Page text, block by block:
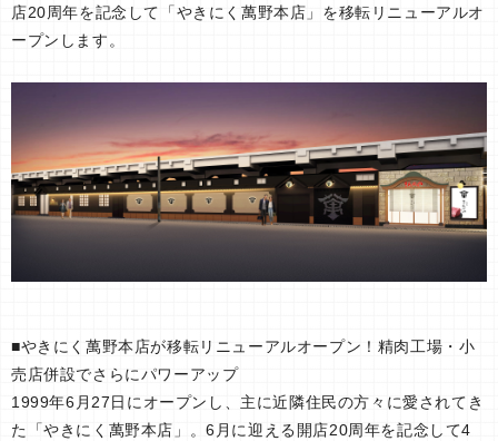
店20周年を記念して「やきにく萬野本店」を移転リニューアルオ
ープンします。
■やきにく萬野本店が移転リニューアルオープン！精肉工場・小
売店併設でさらにパワーアップ
1999年6月27日にオープンし、主に近隣住民の方々に愛されてき
た「やきにく萬野本店」。6月に迎える開店20周年を記念して4